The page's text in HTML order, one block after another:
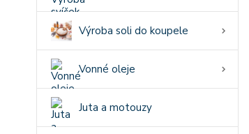
Výroba soli do koupele
Vonné oleje
Juta a motouzy